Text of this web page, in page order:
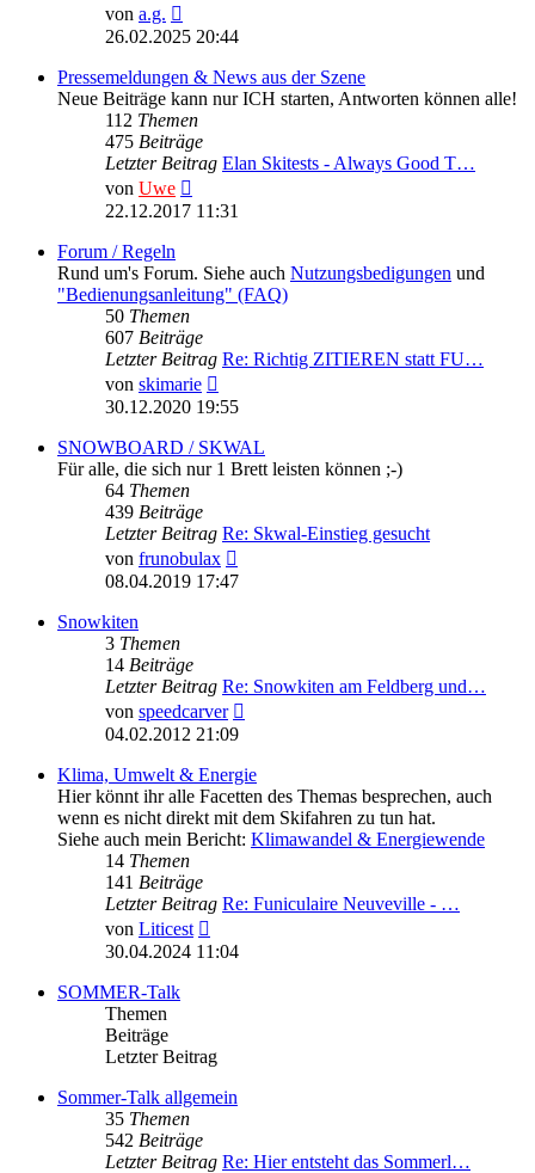
von a.g.
Beitrag
26.02.2025 20:44
Pressemeldungen & News aus der Szene
Neue Beiträge kann nur ICH starten, Antworten können alle!
112 Themen
475 Beiträge
Letzter Beitrag Elan Skitests - Always Good T…
von Uwe
Beitrag
22.12.2017 11:31
Forum / Regeln
Rund um's Forum. Siehe auch Nutzungsbedigungen und
"Bedienungsanleitung" (FAQ)
50 Themen
607 Beiträge
Letzter Beitrag Re: Richtig ZITIEREN statt FU…
von skimarie
Beitrag
30.12.2020 19:55
SNOWBOARD / SKWAL
Für alle, die sich nur 1 Brett leisten können ;-)
64 Themen
439 Beiträge
Letzter Beitrag Re: Skwal-Einstieg gesucht
von frunobulax
Beitrag
08.04.2019 17:47
Snowkiten
3 Themen
14 Beiträge
Letzter Beitrag Re: Snowkiten am Feldberg und…
von speedcarver
04.02.2012 21:09
Klima, Umwelt & Energie
Hier könnt ihr alle Facetten des Themas besprechen, auch
wenn es nicht direkt mit dem Skifahren zu tun hat.
Siehe auch mein Bericht: Klimawandel & Energiewende
14 Themen
141 Beiträge
Letzter Beitrag Re: Funiculaire Neuveville - …
von Liticest
Beitrag
30.04.2024 11:04
SOMMER-Talk
Themen
Beiträge
Letzter Beitrag
Sommer-Talk allgemein
35 Themen
542 Beiträge
Letzter Beitrag Re: Hier entsteht das Sommerl…